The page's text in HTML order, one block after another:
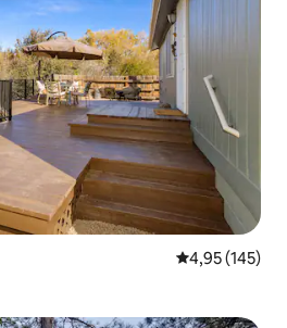
Évaluation
4,95 (145)